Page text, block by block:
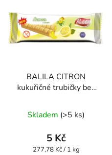
BALILA CITRON
kukuřičné trubičky bez
hodnocení
produktu
je
Skladem (>5 ks)
5 Kč
Měrná
277,78 Kč / 1 kg